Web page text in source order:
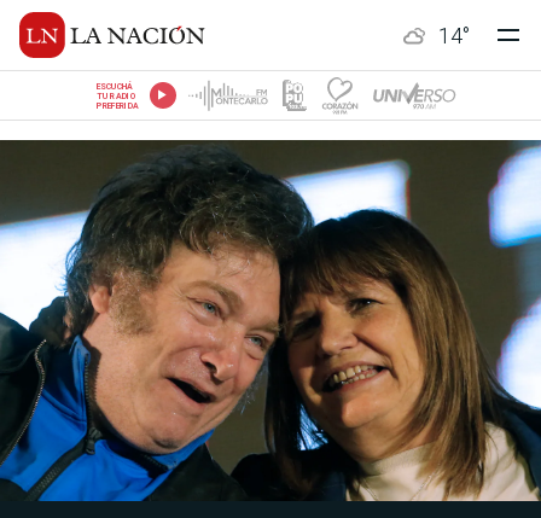
14°
ESCUCHÁ
TU RADIO
PREFERIDA